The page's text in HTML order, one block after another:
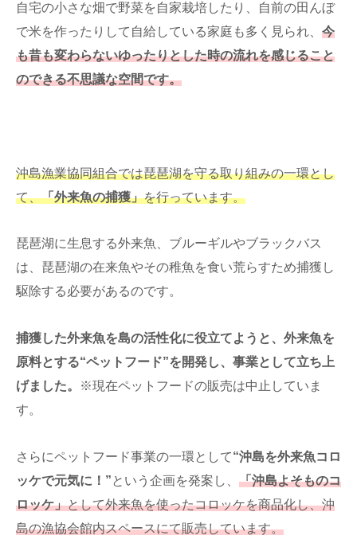
自宅の小さな畑で野菜を自家栽培したり、自前の田んぼ
で米を作ったりして自給している家庭も多く見られ、 今
も昔も変わらないゆったりとした時の流れを感じること
のできる不思議な空間です。
沖島漁業協同組合では琵琶湖を守る取り組みの一環とし
て、「外来魚の捕獲」を行っています。
琵琶湖に生息する外来魚、ブルーギルやブラックバス
は、琵琶湖の在来魚やその稚魚を食い荒らすため捕獲し
駆除する必要があるのです。
捕獲した外来魚を島の活性化に役立てようと、外来魚を
原料とする“ペットフード”を開発し、事業として立ち上
げました。
※現在ペットフードの販売は中止していま
す。
さらにペットフード事業の一環として“沖島を外来魚コロ
ッケで元気に！” という企画を発案し、 「沖島よそものコ
ロッケ」として外来魚を使ったコロッケを商品化し、沖
島の漁協会館内スペースにて販売しています。